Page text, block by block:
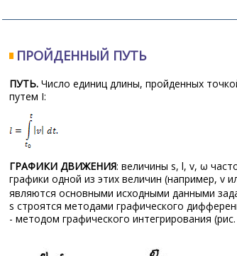
ПРОЙДЕННЫЙ ПУТЬ
ПУТЬ. Число единиц длины, пройденных
путем I:
ГРАФИКИ ДВИЖЕНИЯ: величины s, l, v, ω
графики одной из этих величин (например, v
являются основными исходными данными
s строятся методами графического
- методом графического интегрирования